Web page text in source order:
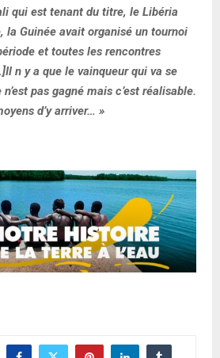
qui est tenant du titre, le Libéria
la Guinée avait organisé un tournoi
et toutes les rencontres
n y a que le vainqueur qui va se
pas gagné mais c’est réalisable.
d’y arriver… »